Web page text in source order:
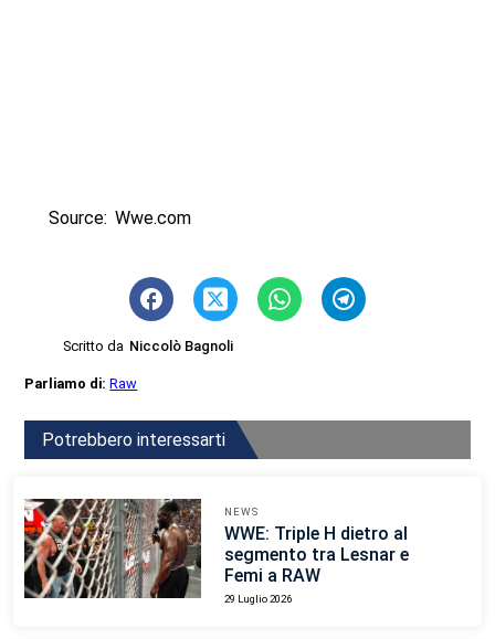
Source: Wwe.com
Scritto da Niccolò Bagnoli
Parliamo di:Raw
Potrebbero interessarti
NEWS
WWE: Triple H dietro al
segmento tra Lesnar e
Femi a RAW
29 Luglio 2026